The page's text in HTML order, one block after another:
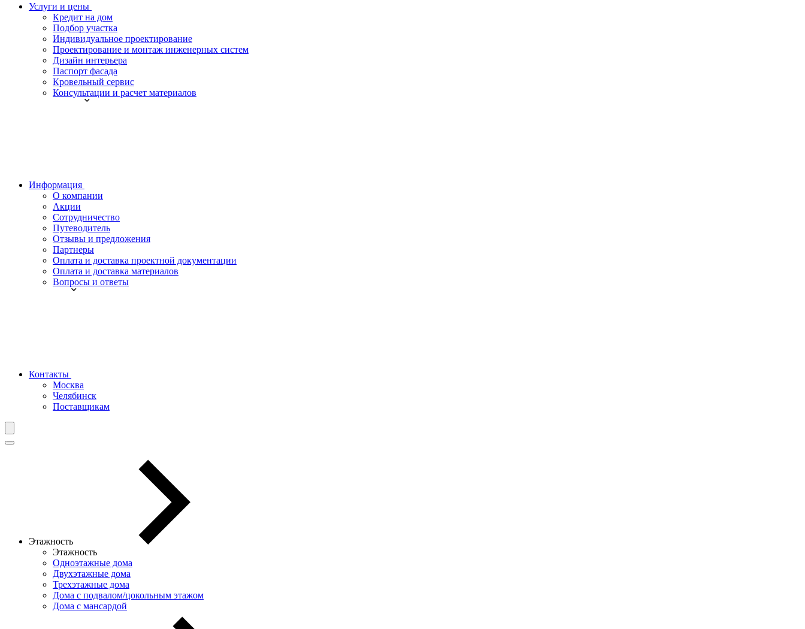
Услуги и цены
Кредит на дом
Подбор участка
Индивидуальное проектирование
Проектирование и монтаж инженерных систем
Дизайн интерьера
Паспорт фасада
Кровельный сервис
Консультации и расчет материалов
Информация
О компании
Акции
Сотрудничество
Путеводитель
Отзывы и предложения
Партнеры
Оплата и доставка проектной документации
Оплата и доставка материалов
Вопросы и ответы
Контакты
Москва
Челябинск
Поставщикам
Этажность
Этажность
Одноэтажные дома
Двухэтажные дома
Трехэтажные дома
Дома с подвалом/цокольным этажом
Дома с мансардой